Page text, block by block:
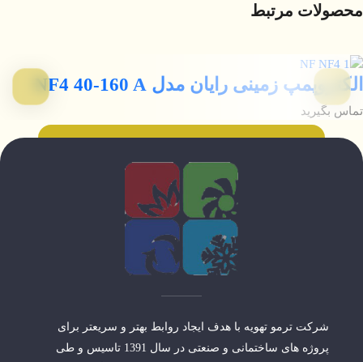
محصولات مرتبط
الکتروپمپ زمینی رایان مدل NF4 40-160 A
تماس بگیرید
شرکت ترمو تهویه با هدف ایجاد روابط بهتر و سریعتر برای
پروژه های ساختمانی و صنعتی در سال 1391 تاسیس و طی